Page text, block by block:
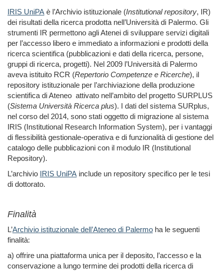
IRIS UniPA è l’Archivio istituzionale (Institutional repository, IR)
dei risultati della ricerca prodotta nell’Università di Palermo. Gli
strumenti IR permettono agli Atenei di sviluppare servizi digitali
per l’accesso libero e immediato a informazioni e prodotti della
ricerca scientifica (pubblicazioni e dati della ricerca, persone,
gruppi di ricerca, progetti). Nel 2009 l’Università di Palermo
aveva istituito RCR (Repertorio Competenze e Ricerche), il
repository istituzionale per l’archiviazione della produzione
scientifica di Ateneo attivato nell’ambito del progetto SURPLUS
(Sistema Università Ricerca plus). I dati del sistema SURplus,
nel corso del 2014, sono stati oggetto di migrazione al sistema
IRIS (Institutional Research Information System), per i vantaggi
di flessibilità gestionale-operativa e di funzionalità di gestione del
catalogo delle pubblicazioni con il modulo IR (Institutional
Repository).
L’archivio IRIS UniPA include un repository specifico per le tesi
di dottorato.
Finalità
L’Archivio istituzionale dell’Ateneo di Palermo ha le seguenti
finalità:
a) offrire una piattaforma unica per il deposito, l’accesso e la
conservazione a lungo termine dei prodotti della ricerca di